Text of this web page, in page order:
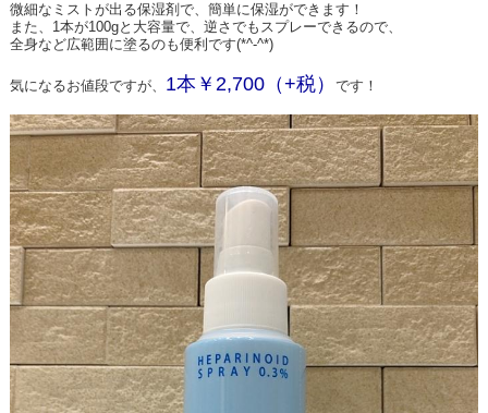
微細なミストが出る保湿剤で、簡単に保湿ができます！
また、1本が100gと大容量で、逆さでもスプレーできるので、
全身など広範囲に塗るのも便利です(*^-^*)
気になるお値段ですが、 1本￥2,700（+税） です！